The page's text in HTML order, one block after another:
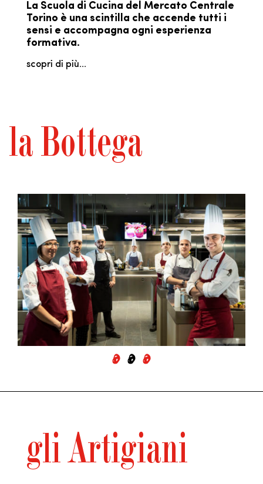
La Scuola di Cucina del Mercato Centrale
Torino è una scintilla che accende tutti i
sensi e accompagna ogni esperienza
formativa.
scopri di più...
la Bottega
gli Artigiani